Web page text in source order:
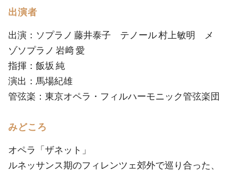
出演者
出演：ソプラノ 藤井泰子 テノール 村上敏明 メ
ゾソプラノ 岩﨑 愛
指揮：飯坂 純
演出：馬場紀雄
管弦楽：東京オペラ・フィルハーモニック管弦楽団
みどころ
オペラ「ザネット」
ルネッサンス期のフィレンツェ郊外で巡り合った、